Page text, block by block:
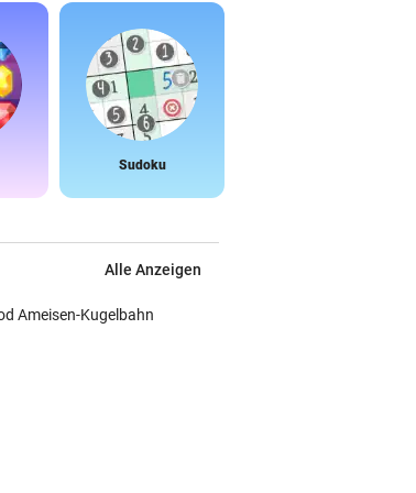
Sudoku
Alle Anzeigen